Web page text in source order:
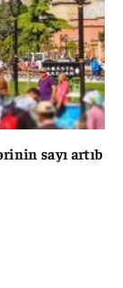
sayı artıb